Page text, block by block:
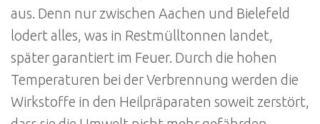
aus. Denn nur zwischen Aachen und Bielefeld
lodert alles, was in Restmülltonnen landet,
später garantiert im Feuer. Durch die hohen
Temperaturen bei der Verbrennung werden die
Wirkstoffe in den Heilpräparaten soweit zerstört,